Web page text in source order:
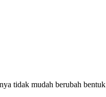
tidak mudah berubah bentuk